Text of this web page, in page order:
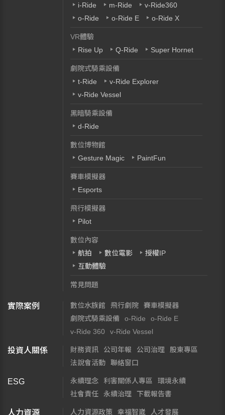
i-Ride
m-Ride
v-Ride360
o-Ride
o-Ride E o-Ride X
VR體驗
Rise Up
Q-Ride Super Hornet
劇院式騎乘設備
t-Ride
v-Ride Explorer
v-Ride Vessel
黑暗騎乘設備
d-Ride
數位博物館
Gesture Magic
PaintFun
賽車模擬器
Esports
飛行模擬器
Pilot
數位內容
航拍
數位電影
授權IP
互動體驗
常見問題
實際案例 數位水族館 飛行劇院
賽車模擬器
劇院式騎乘設備
o-Ride
o-Ride E
v-Ride 360
v-Ride Vessel
投資人關係 財務資訊 公司年報 公司治理
股東專區
法說會活動
聯絡窗口
ESG 永續理念 利害關係人專區
環境永續
社會責任
永續治理 下載報告書
人力資源 人力資源政策 幸福智崴 人才發展